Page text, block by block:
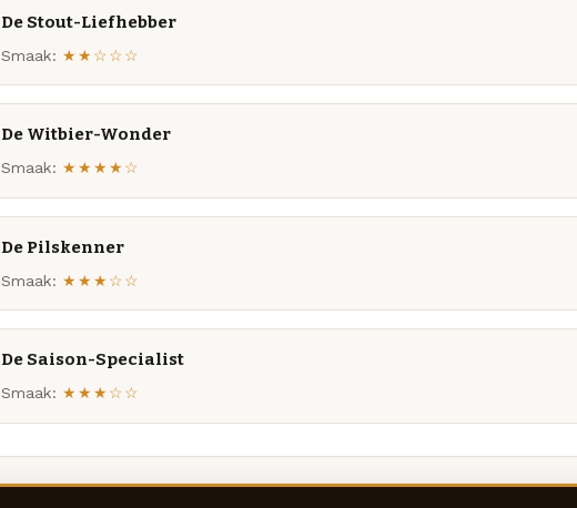
De Stout-Liefhebber
Smaak: ★★☆☆☆
De Witbier-Wonder
Smaak: ★★★★☆
De Pilskenner
Smaak: ★★★☆☆
De Saison-Specialist
Smaak: ★★★☆☆